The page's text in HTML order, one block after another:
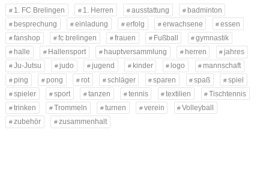
1. FC Brelingen 1. Herren ausstattung
badminton
besprechung
einladung erfolg erwachsene
essen
fanshop
fc brelingen frauen Fußball
gymnastik
halle
Hallensport hauptversammlung herren
jahres
Ju-Jutsu
judo jugend kinder logo
mannschaft
ping
pong rot schläger sparen spaß
spiel
spieler
sport tanzen tennis textilien
Tischtennis
trinken
Trommeln turnen verein
Volleyball
zubehör
zusammenhalt